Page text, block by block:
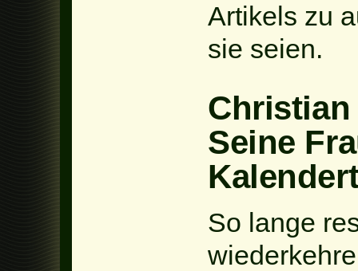
Artikels zu
sie seien.
Christian
Seine
So lange